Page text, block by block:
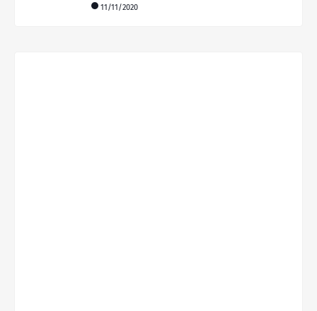
11/11/2020